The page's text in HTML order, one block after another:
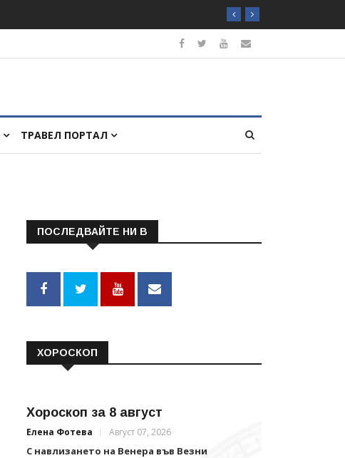
ТРАВЕЛ ПОРТАЛ
ПОСЛЕДВАЙТЕ НИ В
ХОРОСКОП
Хороскоп за 8 август
Елена Фотева Август 07, 2026
С навлизането на Венера във Везни